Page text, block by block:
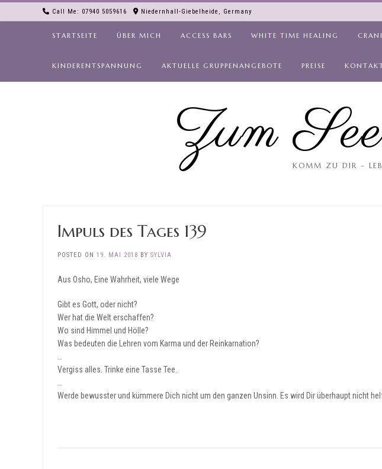
Call Me: 07940 5059616 Niedernhall-Giebelheide, Germany
STARTSEITE ÜBER MICH ACCESS BARS WHITE TIME HEALING
KINDERENTSPANNUNG AKTUELLE GRUPPENANGEBOTE PREISE
Zum KOMM ZU DIR –
Impuls des Tages 139
POSTED ON 19. MAI 2018 BY SYLVIA
Aus Osho, Eine Wahrheit, viele Wege
Gibt es Gott, oder nicht?
Wer hat die Welt erschaffen?
Wo sind Himmel und Hölle?
Was bedeuten die Lehren vom Karma und der Reinkarnation?
Vergiss alles. Trinke eine Tasse Tee.
Werde bewusster und kümmere Dich nicht um den ganzen Unsinn. Es wird Dir überhaupt nicht